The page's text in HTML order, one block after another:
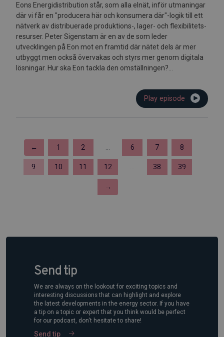
Eons Energidistribution står, som alla elnät, inför utmaningar
där vi får en "producera här och konsumera där"-logik till ett
nätverk av distribuerade produktions-, lager- och flexibilitets-
resurser. Peter Sigenstam är en av de som leder
utvecklingen på Eon mot en framtid där nätet dels är mer
utbyggt men också övervakas och styrs mer genom digitala
lösningar. Hur ska Eon tackla den omställningen?...
Play episode
← 1 2 6 7 8
9 10 11 12 ... 38 39
→
Send tip
We are always on the lookout for exciting topics and
interesting discussions that can highlight and explore
the latest developments in the energy sector. If you have
a tip on a topic or expert that you think would be perfect
for our podcast, don't hesitate to share!
Send tip